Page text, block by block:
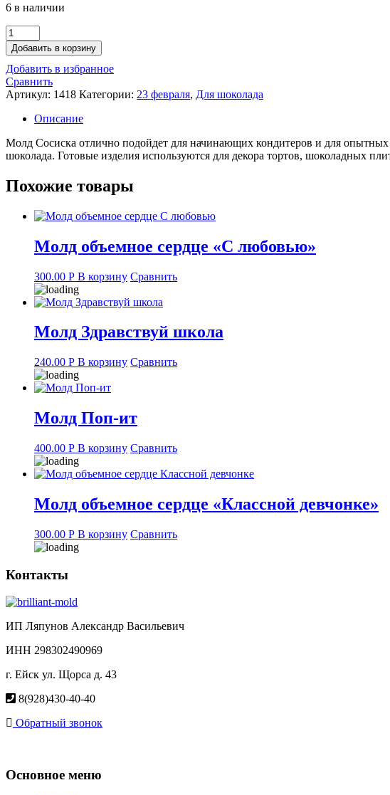
6 в наличии
Количество
товара
Молд
Сосиска
Добавить в корзину
Добавить в избранное
Сравнить
Артикул: 1418 Категории: 23 февраля, Для шоколада
Описание
Молд Сосиска отлично подойдет для начинающих кондитеров и для опытных
шоколада. Готовые изделия используются для декора тортов, шоколадных
Похожие товары
Молд объемное сердце «С любовью»
300.00 Р В корзину Сравнить
Молд Здравствуй школа
240.00 Р В корзину Сравнить
Молд Поп-ит
400.00 Р В корзину Сравнить
Молд объемное сердце «Классной девчонке»
300.00 Р В корзину Сравнить
Контакты
ИП Ляпунов Александр Васильевич
ИНН 298302490969
г. Ейск ул. Щорса д. 43
8(928)430-40-40
Обратный звонок
Основное меню